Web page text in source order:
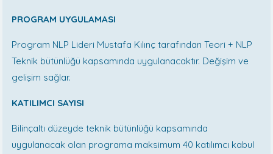
PROGRAM UYGULAMASI
Program NLP Lideri Mustafa Kılınç tarafından Teori + NLP
Teknik bütünlüğü kapsamında uygulanacaktır. Değişim ve
gelişim sağlar.
KATILIMCI SAYISI
Bilinçaltı düzeyde teknik bütünlüğü kapsamında
uygulanacak olan programa maksimum 40 katılımcı kabul